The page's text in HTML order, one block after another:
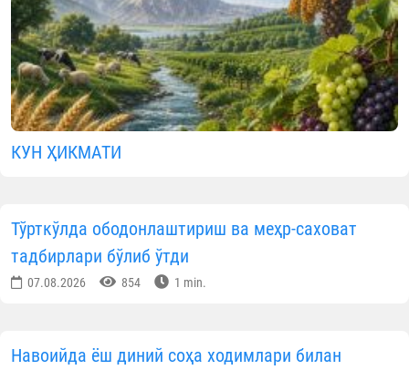
КУН ҲИКМАТИ
Тўрткўлда ободонлаштириш ва меҳр-саховат
тадбирлари бўлиб ўтди
07.08.2026 854 1 min.
Навоийда ёш диний соҳа ходимлари билан